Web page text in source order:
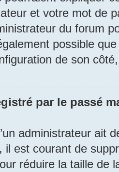
et votre mot de
du forum
possible
de son
par le passé
administrateur ait
il est courant de
réduire la taille de